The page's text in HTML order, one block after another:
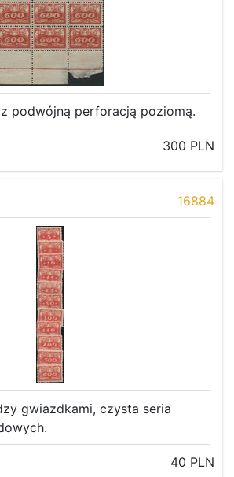
podwójną perforacją poziomą.
300 PLN
16884
gwiazdkami, czysta seria
40 PLN